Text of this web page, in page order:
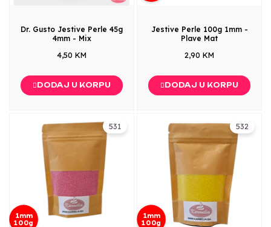
Dr. Gusto Jestive Perle 45g
4mm - Mix
4,50 KM
DODAJ U KORPU
Jestive Perle 100g 1mm -
Plave Mat
2,90 KM
DODAJ U KORPU
531
1mm
100g
532
1mm
100g